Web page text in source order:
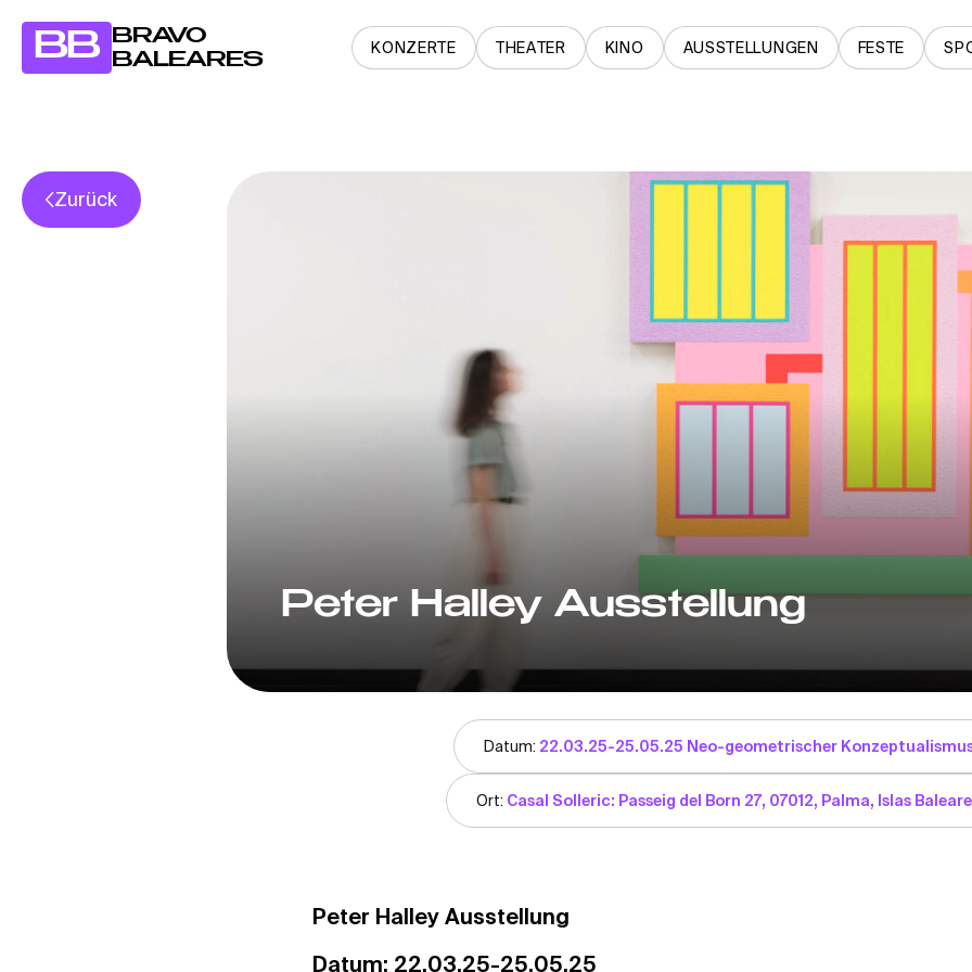
BB
BRAVO
BALEARES
KONZERTE THEATER KINO AUSSTELLUNGEN FESTE
Zurück
Peter Halley Ausstellung
Datum: 22.03.25-25.05.25 Neo-geometrischer
Ort: Casal Solleric: Passeig del Born 27, 07012, Palma, Islas
Peter Halley Ausstellung
Datum: 22.03.25-25.05.25